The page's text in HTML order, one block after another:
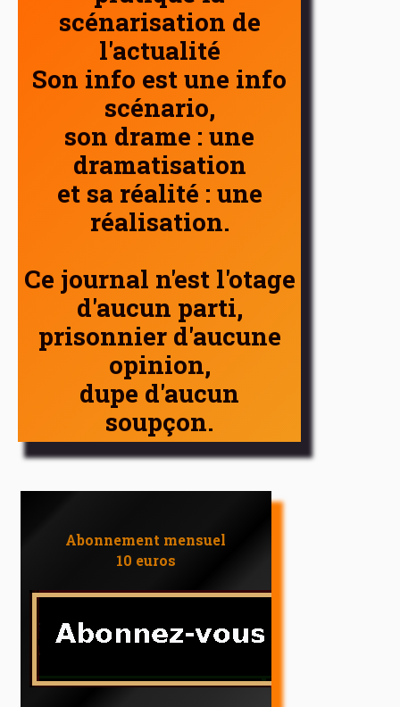
scénarisation de
l'actualité
Son info est une info
scénario,
son drame : une
dramatisation
et sa réalité : une
réalisation.
Ce journal n'est l'otage
d'aucun parti,
prisonnier d'aucune
opinion,
dupe d'aucun
soupçon.
Abonnement mensuel
10 euros